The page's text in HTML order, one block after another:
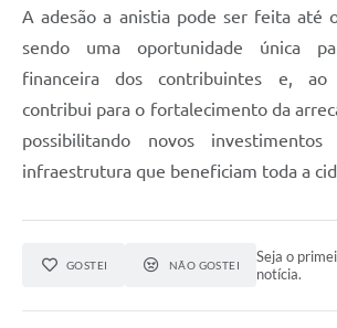
Inscrições para o Castramóvel
Nota Fiscal de Serviço Eletrônica
Notícias
Ouvidorias
A adesão a anistia pode ser feita até
sendo uma oportunidade única
financeira dos contribuintes e, ao
contribui para o fortalecimento da
possibilitando novos
infraestrutura que beneficiam toda a
GOSTEI NÃO GOSTEI
Seja o
notícia.